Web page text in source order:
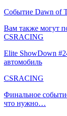
Событие Dawn of
Вам также могут
CSRACING
Elite ShowDown
автомобиль
CSRACING
Финальное
что нужно…